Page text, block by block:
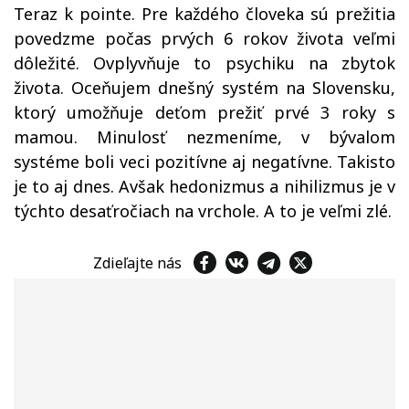
Teraz k pointe. Pre každého človeka sú prežitia
povedzme počas prvých 6 rokov života veľmi
dôležité. Ovplyvňuje to psychiku na zbytok
života. Oceňujem dnešný systém na Slovensku,
ktorý umožňuje deťom prežiť prvé 3 roky s
mamou. Minulosť nezmeníme, v bývalom
systéme boli veci pozitívne aj negatívne. Takisto
je to aj dnes. Avšak hedonizmus a nihilizmus je v
týchto desaťročiach na vrchole. A to je veľmi zlé.
Zdieľajte nás